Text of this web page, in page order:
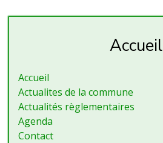
Accueil
Accueil
Actualites de la commune
Actualités règlementaires
Agenda
Contact